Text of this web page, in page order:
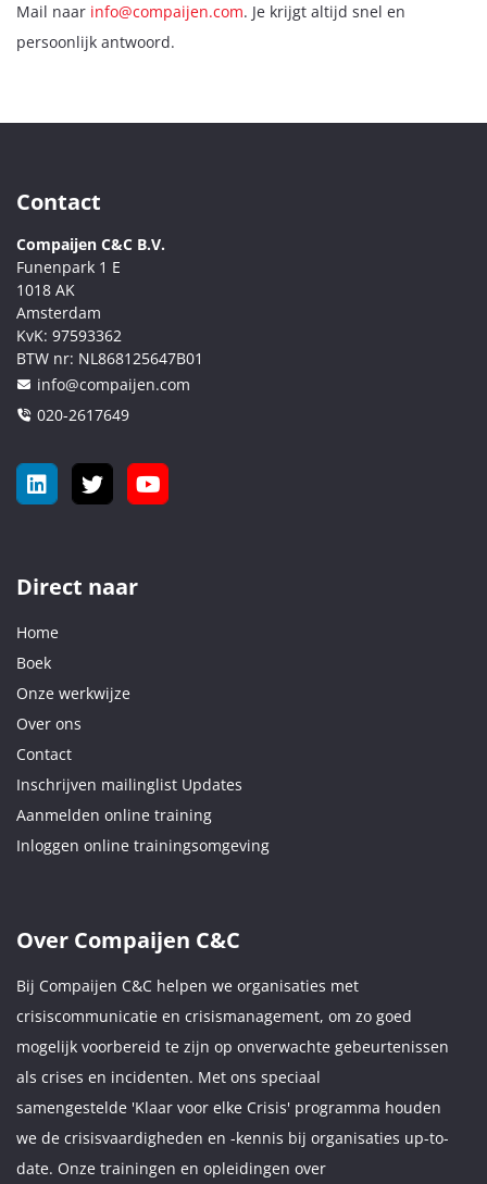
Mail naar info@compaijen.com. Je krijgt altijd snel en
persoonlijk antwoord.
Contact
Compaijen C&C B.V.
Funenpark 1 E
1018 AK
Amsterdam
info@compaijen.com
020-2617649
KvK: 97593362
BTW nr: NL868125647B01
Direct naar
Home
Boek
Onze werkwijze
Over ons
Contact
Inschrijven mailinglist Updates
Aanmelden online training
Inloggen online trainingsomgeving
Over Compaijen C&C
Bij Compaijen C&C helpen we organisaties met
crisiscommunicatie en crisismanagement, om zo goed
mogelijk voorbereid te zijn op onverwachte gebeurtenissen
als crises en incidenten. Met ons speciaal
samengestelde 'Klaar voor elke Crisis' programma houden
we de crisisvaardigheden en -kennis bij organisaties up-to-
date. Onze trainingen en opleidingen over